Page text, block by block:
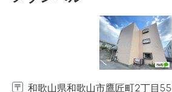
和歌山県和歌山市鷹匠町2丁目55